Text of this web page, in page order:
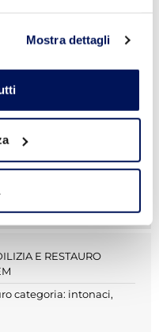
Mostra dettagli
E RESTAURO
categoria: intonaci,